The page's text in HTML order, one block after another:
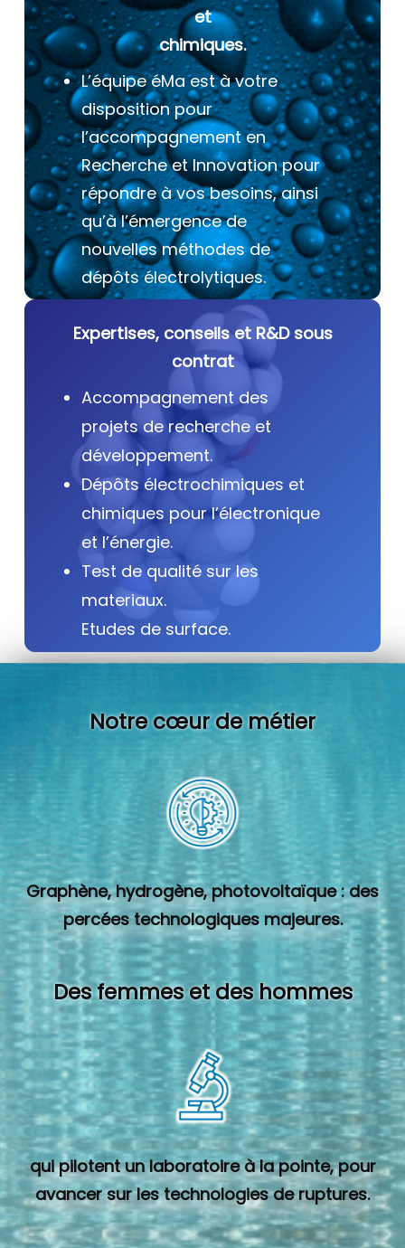
et
chimiques.
L’équipe éMa est à votre
disposition pour
l’accompagnement en
Recherche et Innovation pour
répondre à vos besoins, ainsi
qu’à l’émergence de
nouvelles méthodes de
dépôts électrolytiques.
Expertises, conseils et R&D sous
contrat
Accompagnement des
projets de recherche et
développement.
Dépôts électrochimiques et
chimiques pour l’électronique
et l’énergie.
Test de qualité sur les
materiaux.
Etudes de surface.
Notre cœur de métier
Graphène, hydrogène, photovoltaïque : des
percées technologiques majeures.
Des femmes et des hommes
qui pilotent un laboratoire à la pointe, pour
avancer sur les technologies de ruptures.